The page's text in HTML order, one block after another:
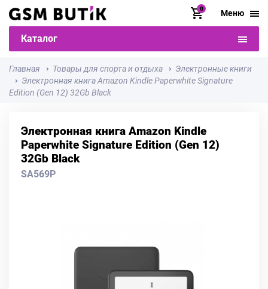
0 Меню
Каталог
Главная Товары для спорта и отдыха
Электронные книги
Электронная книга Amazon Kindle Paperwhite Signature
Edition (Gen 12) 32Gb Black
Электронная книга Amazon Kindle
Paperwhite Signature Edition (Gen 12)
32Gb Black
SA569P